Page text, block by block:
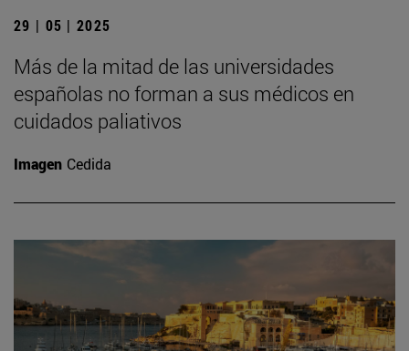
29 | 05 | 2025
Más de la mitad de las universidades
españolas no forman a sus médicos en
cuidados paliativos
Imagen Cedida